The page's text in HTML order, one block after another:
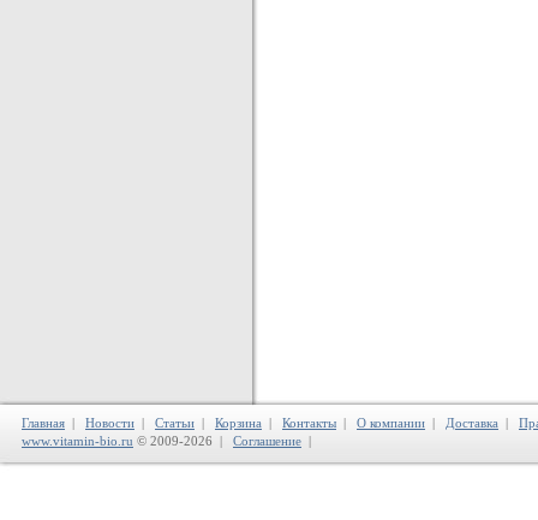
Главная | Новости | Статьи | Корзина | Контакты | О компании | Доставка |
www.vitamin-bio.ru © 2009-2026 | Соглашение |